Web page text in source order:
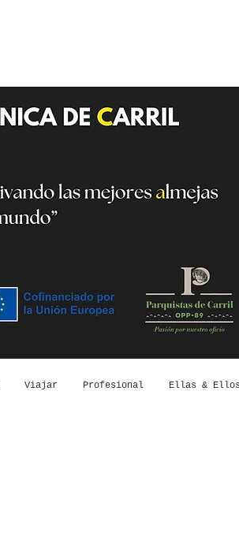
Viajar Profesional Ellas & Ellos